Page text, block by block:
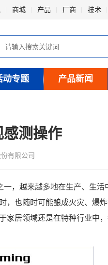
商城 产品 厂商 技术
动专题 产品新闻
测操作
有限公司
，越来越多地在生产、生
，也随时可能酿成火灾、爆
家居领域还是在特种行业中